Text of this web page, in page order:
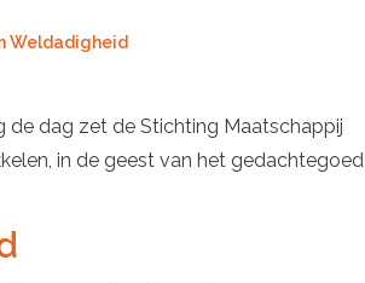
Weldadigheid
de dag zet de Stichting Maatschappij
in de geest van het gedachtegoed